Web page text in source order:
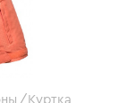
Куртка